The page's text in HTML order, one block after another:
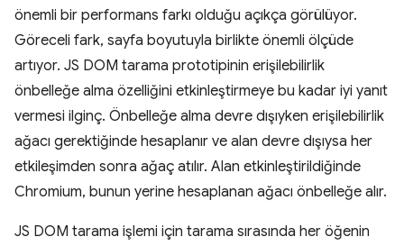
önemli bir performans farkı olduğu açıkça görülüyor.
Göreceli fark, sayfa boyutuyla birlikte önemli ölçüde
artıyor. JS DOM tarama prototipinin erişilebilirlik
önbelleğe alma özelliğini etkinleştirmeye bu kadar iyi yanıt
vermesi ilginç. Önbelleğe alma devre dışıyken erişilebilirlik
ağacı gerektiğinde hesaplanır ve alan devre dışıysa her
etkileşimden sonra ağaç atılır. Alan etkinleştirildiğinde
Chromium, bunun yerine hesaplanan ağacı önbelleğe alır.
JS DOM tarama işlemi için tarama sırasında her öğenin